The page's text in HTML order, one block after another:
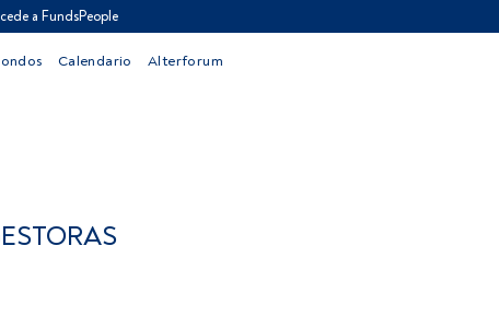
a FundsPeople
Calendario Alterforum